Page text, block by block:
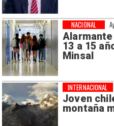
13 a 15
Minsal
NACIONAL
Joven
montaña
INTERNACIONAL